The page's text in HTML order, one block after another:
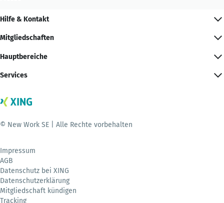
Hilfe & Kontakt
Mitgliedschaften
Hauptbereiche
Services
© New Work SE | Alle Rechte vorbehalten
Impressum
AGB
Datenschutz bei XING
Datenschutzerklärung
Mitgliedschaft kündigen
Tracking